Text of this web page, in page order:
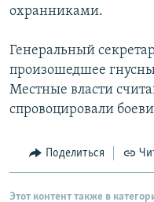
охранниками.
Генеральный
произошедшее
Местные власти
спровоцировали
Поделиться
Этот контент также в